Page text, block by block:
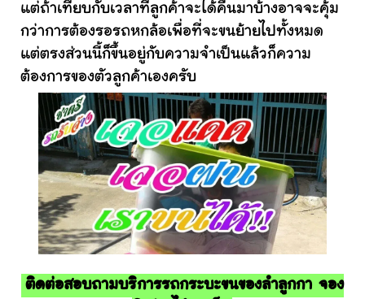
แต่ถ้าเทียบกับเวลาที่ลูกค้าจะได้คืนมาบ้างอาจจะคุ้ม
กว่าการต้องรอรถหกล้อเพื่อที่จะขนย้ายไปทั้งหมด
แต่ตรงส่วนนี้ก็ขึ้นอยู่กับความจำเป็นแล้วก็ความ
ต้องการของตัวลูกค้าเองครับ
ติดต่อสอบถามบริการรถกระบะขนของลำลูกกา จอง